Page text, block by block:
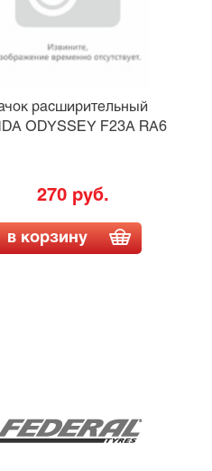
расширительный
ODYSSEY F23A RA6
270 руб.
в корзину